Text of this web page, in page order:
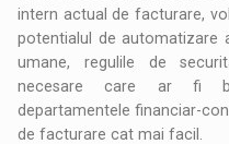
intern actual de facturare,
potentialul de automatizare
umane, regulile de
necesare care ar fi
departamentele financiar-
de facturare cat mai facil.